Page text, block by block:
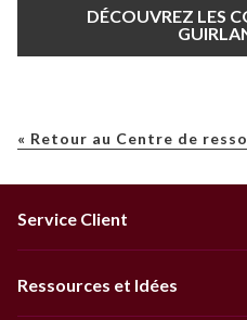
DÉCOUVREZ LES
« Retour au Centre de
Service Client
Ressources et Idées